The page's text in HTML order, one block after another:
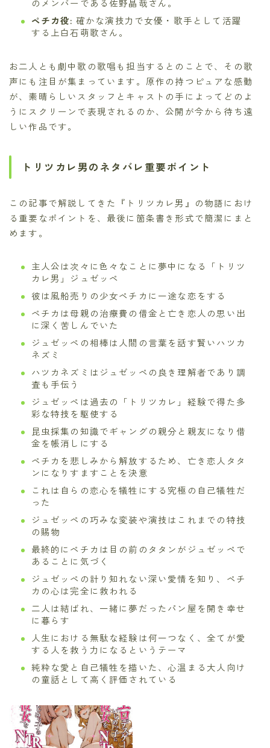
ペチカ役: 確かな演技力で女優・歌手として活躍
する上白石萌歌さん。
お二人とも劇中歌の歌唱も担当するとのことで、その歌
声にも注目が集まっています。原作の持つピュアな感動
が、素晴らしいスタッフとキャストの手によってどのよ
うにスクリーンで表現されるのか、公開が今から待ち遠
しい作品です。
トリツカレ男のネタバレ重要ポイント
この記事で解説してきた『トリツカレ男』の物語におけ
る重要なポイントを、最後に箇条書き形式で簡潔にまと
めます。
主人公は次々に色々なことに夢中になる「トリツ
カレ男」ジュゼッペ
彼は風船売りの少女ペチカに一途な恋をする
ペチカは母親の治療費の借金と亡き恋人の思い出
に深く苦しんでいた
ジュゼッペの相棒は人間の言葉を話す賢いハツカ
ネズミ
ハツカネズミはジュゼッペの良き理解者であり調
査も手伝う
ジュゼッペは過去の「トリツカレ」経験で得た多
彩な特技を駆使する
昆虫採集の知識でギャングの親分と親友になり借
金を帳消しにする
ペチカを悲しみから解放するため、亡き恋人タタ
ンになりすますことを決意
これは自らの恋心を犠牲にする究極の自己犠牲だ
った
ジュゼッペの巧みな変装や演技はこれまでの特技
の賜物
最終的にペチカは目の前のタタンがジュゼッペで
あることに気づく
ジュゼッペの計り知れない深い愛情を知り、ペチ
カの心は完全に救われる
二人は結ばれ、一緒に夢だったパン屋を開き幸せ
に暮らす
人生における無駄な経験は何一つなく、全てが愛
する人を救う力になるというテーマ
純粋な愛と自己犠牲を描いた、心温まる大人向け
の童話として高く評価されている